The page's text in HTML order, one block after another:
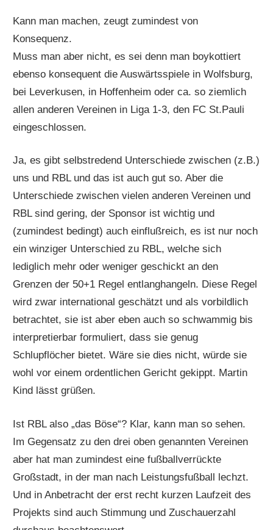
Kann man machen, zeugt zumindest von
Konsequenz.
Muss man aber nicht, es sei denn man boykottiert
ebenso konsequent die Auswärtsspiele in Wolfsburg,
bei Leverkusen, in Hoffenheim oder ca. so ziemlich
allen anderen Vereinen in Liga 1-3, den FC St.Pauli
eingeschlossen.
Ja, es gibt selbstredend Unterschiede zwischen (z.B.)
uns und RBL und das ist auch gut so. Aber die
Unterschiede zwischen vielen anderen Vereinen und
RBL sind gering, der Sponsor ist wichtig und
(zumindest bedingt) auch einflußreich, es ist nur noch
ein winziger Unterschied zu RBL, welche sich
lediglich mehr oder weniger geschickt an den
Grenzen der 50+1 Regel entlanghangeln. Diese Regel
wird zwar international geschätzt und als vorbildlich
betrachtet, sie ist aber eben auch so schwammig bis
interpretierbar formuliert, dass sie genug
Schlupflöcher bietet. Wäre sie dies nicht, würde sie
wohl vor einem ordentlichen Gericht gekippt. Martin
Kind lässt grüßen.
Ist RBL also „das Böse“? Klar, kann man so sehen.
Im Gegensatz zu den drei oben genannten Vereinen
aber hat man zumindest eine fußballverrückte
Großstadt, in der man nach Leistungsfußball lechzt.
Und in Anbetracht der erst recht kurzen Laufzeit des
Projekts sind auch Stimmung und Zuschauerzahl